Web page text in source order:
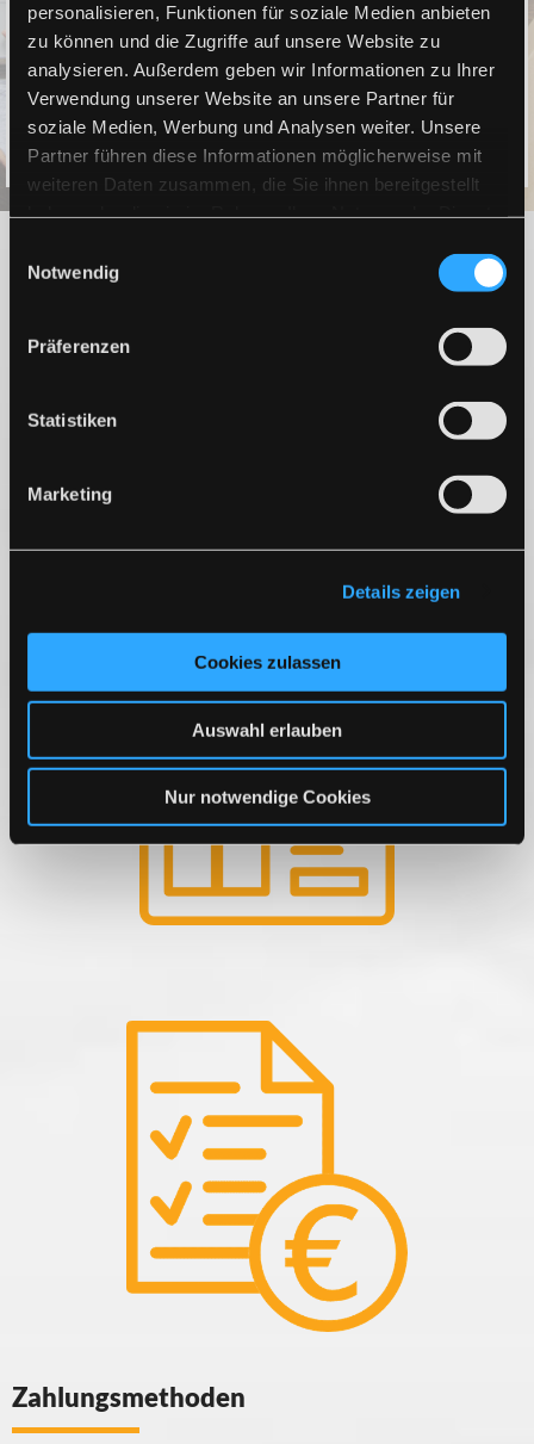
personalisieren, Funktionen für soziale Medien anbieten
zu können und die Zugriffe auf unsere Website zu
analysieren. Außerdem geben wir Informationen zu Ihrer
Verwendung unserer Website an unsere Partner für
soziale Medien, Werbung und Analysen weiter. Unsere
Partner führen diese Informationen möglicherweise mit
weiteren Daten zusammen, die Sie ihnen bereitgestellt
Notwendig
Präferenzen
Statistiken
Marketing
Details zeigen
Cookies zulassen
Auswahl erlauben
Nur notwendige Cookies
JETZT ANSEHEN
detaillierte Beschreibung sind da nur der Anfang.
für einzelne Produkte und heben Sie
besondere Produkte individuell hervor.
einfachen und effektiven
Verwaltung Ihrer Bestellungen
,
Natürlich sind Verkäufe an gewerbliche und Privatkunden
gleichermaßen möglich. Auch individuelle Steuersätze können
berücksichtigt werden.
Zahlungsmethoden